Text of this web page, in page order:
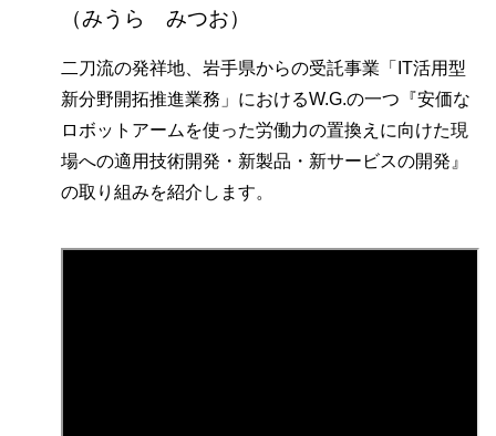
（みうら みつお）
二刀流の発祥地、岩手県からの受託事業「IT活用型
新分野開拓推進業務」におけるW.G.の一つ 『安価な
ロボットアームを使った労働力の置換えに向けた現
場への適用技術開発・新製品・新サービスの開発』
の取り組みを紹介します。